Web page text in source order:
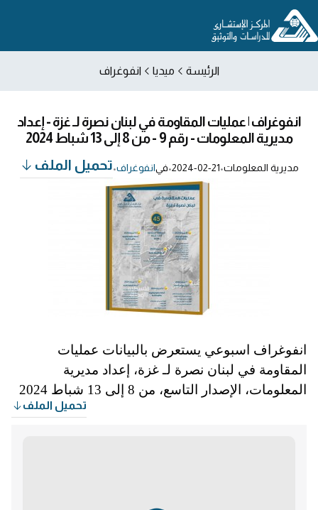
الرئيسة ميديا انفوغراف
انفوغراف | عمليات المقاومة في لبنان نصرة لـ غزة - إعداد
مديرية المعلومات - رقم 9 - من 8 إلى 13 شباط 2024
مديرية المعلومات•
2024-02-21
•فيانفوغراف•تحميل الملف
انفوغراف اسبوعي يستعرض بالبيانات عمليات
المقاومة في لبنان نصرة لـ غزة، إعداد مديرية
المعلومات، الإصدار التاسع، من 8 إلى 13 شباط 2024
تحميل الملف